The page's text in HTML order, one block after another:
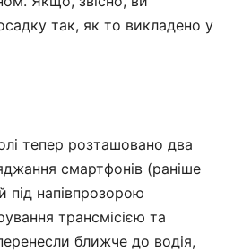
так, як то викладено у
тепер розташовано два
смартфонів (раніше
під напівпрозорою
трансмісією та
ближче до водія,